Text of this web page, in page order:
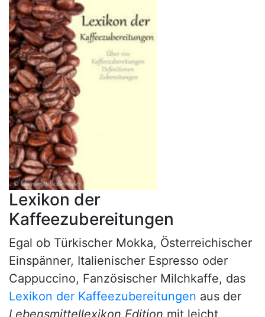
Lexikon der
Kaffeezubereitungen
Egal ob Türkischer Mokka, Österreichischer
Einspänner, Italienischer Espresso oder
Cappuccino, Fanzösischer Milchkaffe, das
Lexikon der Kaffeezubereitungen aus der
Lebensmittellexikon Edition mit leicht